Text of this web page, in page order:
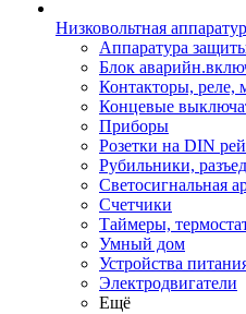
Низковольтная
Аппаратура
Блок
Контакторы, реле,
Концевые
Приборы
Розетки на DIN
Рубильники,
Светосигнальная
Счетчики
Таймеры,
Умный дом
Устройства
Электродвигатели
Ещё